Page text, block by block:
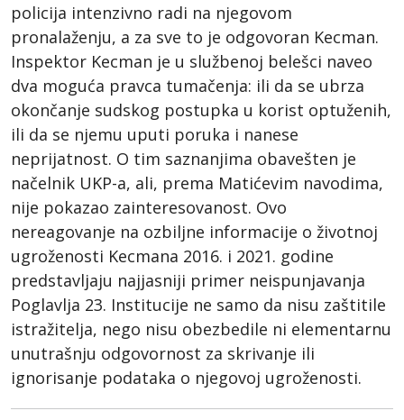
policija intenzivno radi na njegovom
pronalaženju, a za sve to je odgovoran Kecman.
Inspektor Kecman je u službenoj belešci naveo
dva moguća pravca tumačenja: ili da se ubrza
okončanje sudskog postupka u korist optuženih,
ili da se njemu uputi poruka i nanese
neprijatnost. O tim saznanjima obavešten je
načelnik UKP-a, ali, prema Matićevim navodima,
nije pokazao zainteresovanost. Ovo
nereagovanje na ozbiljne informacije o životnoj
ugroženosti Kecmana 2016. i 2021. godine
predstavljaju najjasniji primer neispunjavanja
Poglavlja 23. Institucije ne samo da nisu zaštitile
istražitelja, nego nisu obezbedile ni elementarnu
unutrašnju odgovornost za skrivanje ili
ignorisanje podataka o njegovoj ugroženosti.